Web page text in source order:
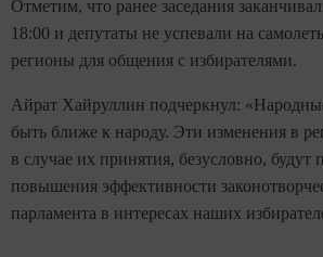
Отметим, что ранее заседания
18:00 и депутаты не успевали на
регионы для общения с избирателями.
Айрат Хайруллин подчеркнул:
быть ближе к народу. Эти изменения в
в случае их принятия, безусловно, будут
повышения эффективности
парламента в интересах наших